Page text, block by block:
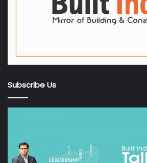
Subscribe Us